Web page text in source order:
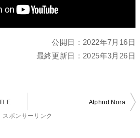
公開日： 2022年7月16日
最終更新日： 2025年3月26日
Alphnd Nora
スポンサーリンク